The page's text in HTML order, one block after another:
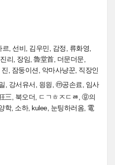
, 선비, 김우민, 감정, 류화영,
리, 장임, 魯堂首, 더문더문,
, 잠둥이션, 악마사냥꾼, 직장인
밀, 강서유서, 읭읭, ⓜ공손료, 임사
三, 북오더, ㄷㄱㅎㅈㄷㅀ, ⓖ의
학, 소하, kulee, 눈팅하러옴, 電